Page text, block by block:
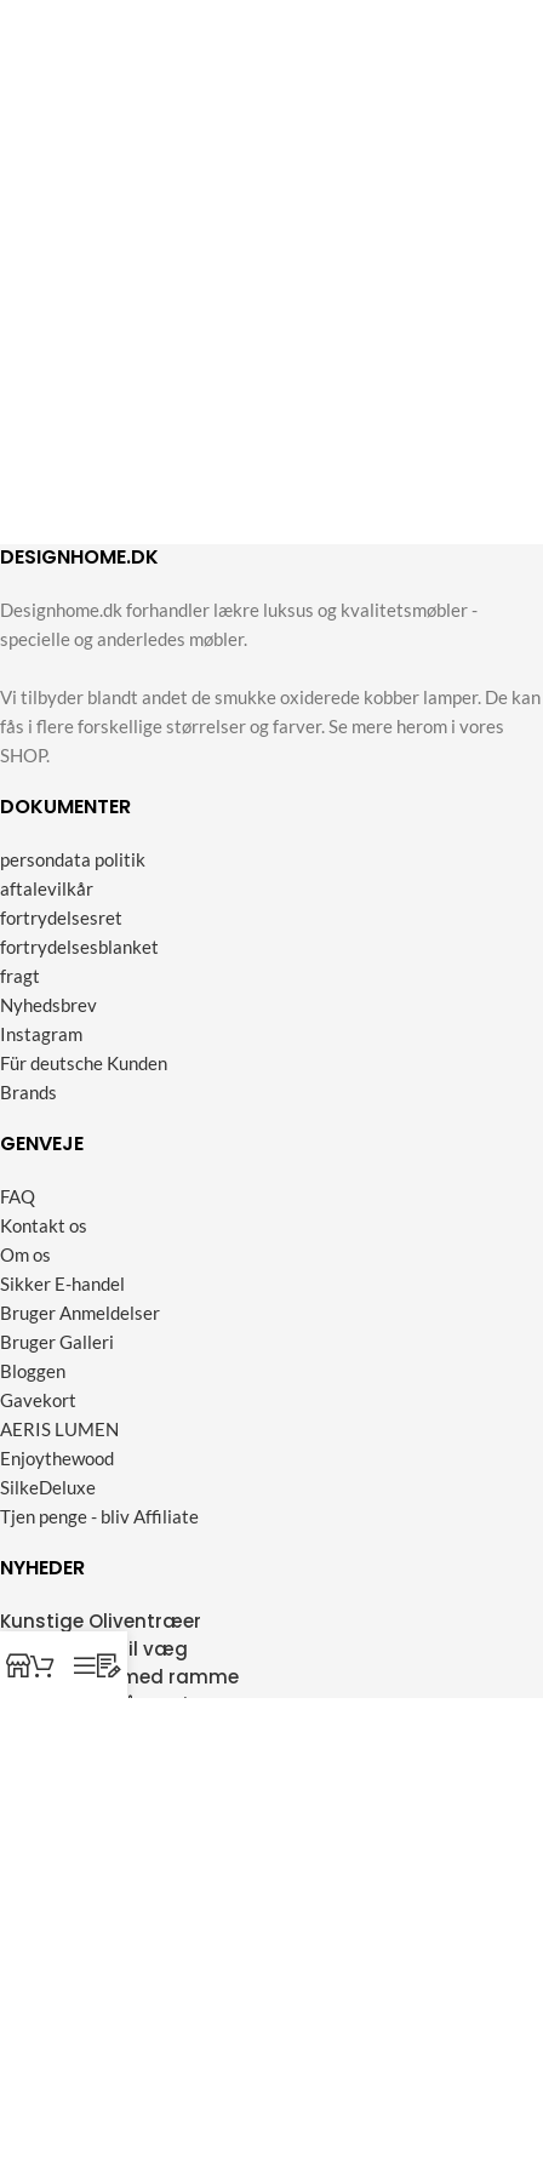
DESIGNHOME.DK
Designhome.dk forhandler lækre luksus og kvalitetsmøbler -
specielle og anderledes møbler.
Vi tilbyder blandt andet de smukke oxiderede kobber lamper. De kan
fås i flere forskellige størrelser og farver. Se mere herom i vores
SHOP.
DOKUMENTER
persondata politik
aftalevilkår
fortrydelsesret
fortrydelsesblanket
fragt
Nyhedsbrev
Instagram
Für deutsche Kunden
Brands
GENVEJE
FAQ
Kontakt os
Om os
Sikker E-handel
Bruger Anmeldelser
Bruger Galleri
Bloggen
Gavekort
AERIS LUMEN
Enjoythewood
SilkeDeluxe
Tjen penge - bliv Affiliate
NYHEDER
Kunstige Oliventræer
Verdenskort til væg
Verdenskort med ramme
Hængekøje på stativ